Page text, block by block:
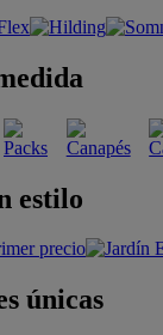
estilo
únicas